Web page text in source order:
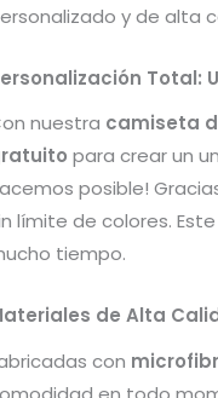
y de alta
Total:
nuestra camiseta
para crear un
posible!
límite de colores.
tiempo.
de Alta
con